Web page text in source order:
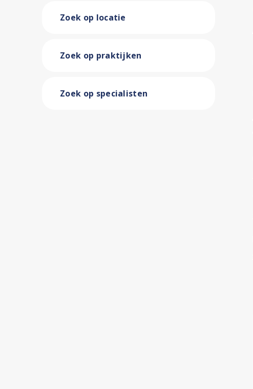
Zoek op locatie
Zoek op praktijken
Zoek op specialisten